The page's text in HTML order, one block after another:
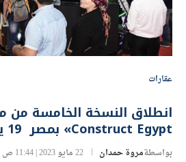
عقارات
Construct Egypt» بمصر 19 يونيو القادم
بواسطةمروة حمدان 22 مايو 2023 | 11:44 ص